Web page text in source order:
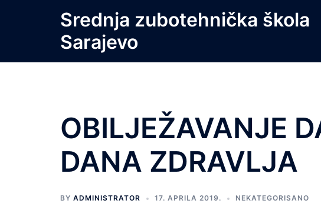
Srednja zubotehnička škola
Sarajevo
OBILJEŽAVANJE
DANA ZDRAVLJA
BY ADMINISTRATOR 17. APRILA 2019. NEKATEGORISANO